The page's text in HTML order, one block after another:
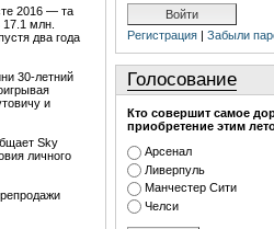
2016 — та
млн.
два года
30-летний
и
Sky
личного
Регистрация | Забыли
Голосование
Кто совершит самое
приобретение этим
Арсенал
Ливерпуль
Манчестер Сити
Челси